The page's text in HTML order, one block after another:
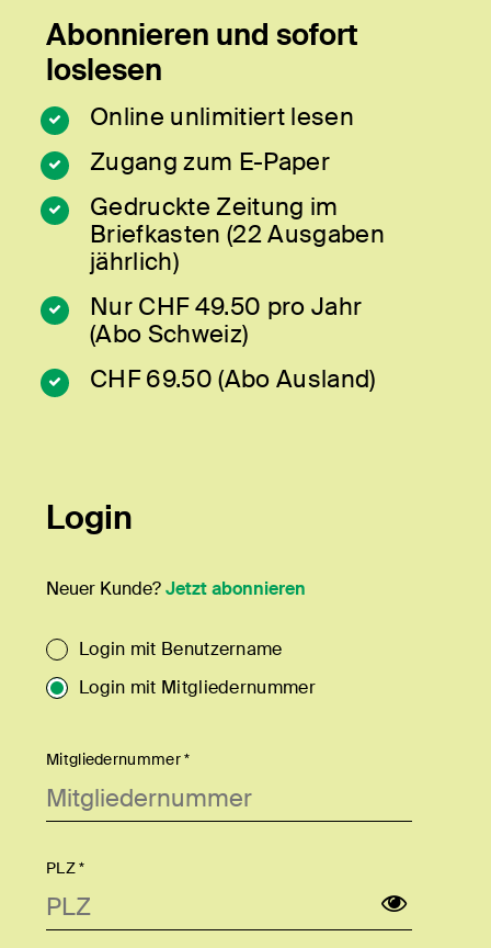
Abonnieren und sofort
loslesen
Online unlimitiert lesen
Zugang zum E-Paper
Gedruckte Zeitung im
Briefkasten (22 Ausgaben
jährlich)
Nur CHF 49.50 pro Jahr
(Abo Schweiz)
CHF 69.50 (Abo Ausland)
Login
Neuer Kunde?Jetzt abonnieren
Login mit Benutzername
Login mit Mitgliedernummer
Mitgliedernummer *
PLZ *